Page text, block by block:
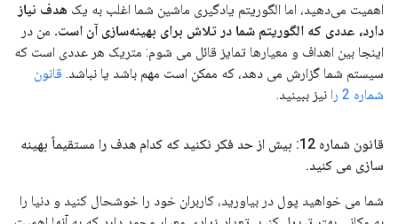
اهمیت می‌دهید، اما الگوریتم یادگیری ماشین شما اغلب به یک هدف نیاز
دارد، عددی که الگوریتم شما در تلاش برای بهینه‌سازی آن است. من در
اینجا بین اهداف و معیارها تمایز قائل می شوم: متریک هر عددی است که
سیستم شما گزارش می دهد، که ممکن است مهم باشد یا نباشد. قانون
شماره 2 را
نیز ببینید.
قانون شماره 12: بیش از حد فکر نکنید که کدام هدف را مستقیماً بهینه
سازی می کنید.
شما می خواهید پول در بیاورید، کاربران خود را خوشحال کنید و دنیا را